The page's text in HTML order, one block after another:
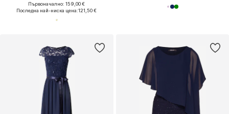
Първоначално: 159,00 €
Последна най-ниска цена:121,50 €